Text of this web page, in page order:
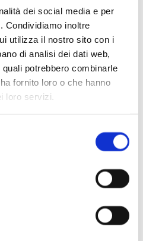
dei social media e per
Condividiamo inoltre
utilizza il nostro sito con i
di analisi dei dati web,
potrebbero combinarle
fornito loro o che hanno
loro servizi.
Teatro Dal Verme. È una
dagli alti portoni ad arco
a palla. Il Foyer è luogo
del Teatro che possono
confortevole Caffè durante